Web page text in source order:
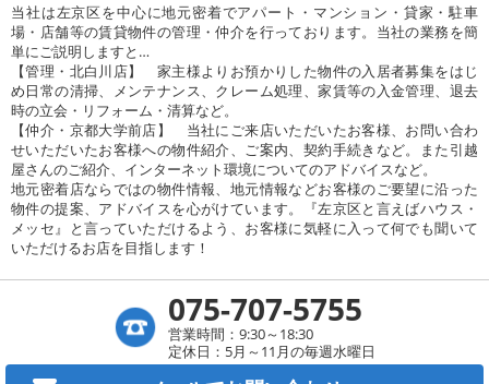
当社は左京区を中心に地元密着でアパート・マンション・貸家・駐車
場・店舗等の賃貸物件の管理・仲介を行っております。当社の業務を簡
単にご説明しますと…
【管理・北白川店】 家主様よりお預かりした物件の入居者募集をはじ
め日常の清掃、メンテナンス、クレーム処理、家賃等の入金管理、退去
時の立会・リフォーム・清算など。
【仲介・京都大学前店】 当社にご来店いただいたお客様、お問い合わ
せいただいたお客様への物件紹介、ご案内、契約手続きなど。また引越
屋さんのご紹介、インターネット環境についてのアドバイスなど。
地元密着店ならではの物件情報、地元情報などお客様のご要望に沿った
物件の提案、アドバイスを心がけています。『左京区と言えばハウス・
メッセ』と言っていただけるよう、お客様に気軽に入って何でも聞いて
いただけるお店を目指します！
075-707-5755
営業時間：9:30～18:30
定休日：5月～11月の毎週水曜日